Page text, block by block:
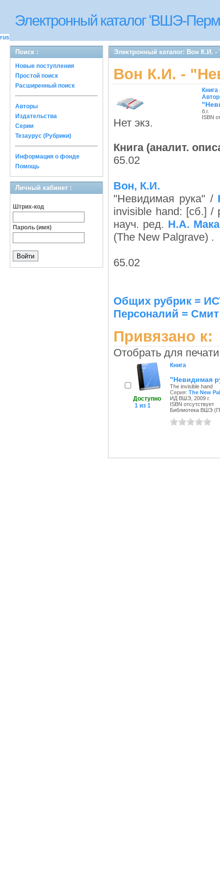
Электронный каталог 'ВШЭ-
rus
Поиск :
Новые поступления
Простой поиск
Расширенный поиск
Авторы
Издательства
Серии
Тезаурус (Рубрики)
Информация о фонде
Помощь
Личный кабинет :
Штрих-код
Пароль (имя)
Электронный каталог: Вон К.И.
Вон К.И. -
Нет экз.
б.г.
ISBN
Книга (аналит.
65.02
Вон, К.И.
"Невидимая рука" /
invisible hand: [сб.] /
науч. ред. Н.А.
(The New Palgrave) .
65.02
Общих рубрик =
Персоналий =
Привязано к:
Отобрать для
Доступно
1 из 1
Книга
"Невидимая
The invisible hand
Серия: The New
ИД ВШЭ, 2009 г.
ISBN отсутствует
Библиотека ВШЭ